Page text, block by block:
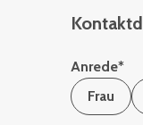
Anrede*
Frau